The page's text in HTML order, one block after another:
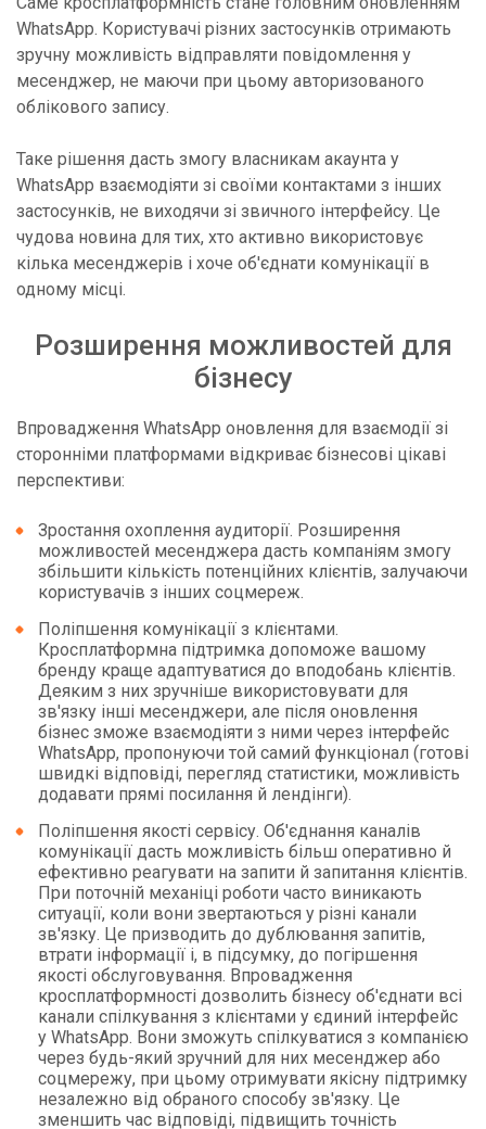
WhatsApp. Користувачі різних застосунків отримають
зручну можливість відправляти повідомлення у
месенджер, не маючи при цьому авторизованого
облікового запису.
Таке рішення дасть змогу власникам акаунта у
WhatsApp взаємодіяти зі своїми контактами з інших
застосунків, не виходячи зі звичного інтерфейсу. Це
чудова новина для тих, хто активно використовує
кілька месенджерів і хоче об'єднати комунікації в
одному місці.
Розширення можливостей для
бізнесу
Впровадження WhatsApp оновлення для взаємодії зі
сторонніми платформами відкриває бізнесові цікаві
перспективи:
Зростання охоплення аудиторії. Розширення
можливостей месенджера дасть компаніям змогу
збільшити кількість потенційних клієнтів, залучаючи
користувачів з інших соцмереж.
Поліпшення комунікації з клієнтами.
Кросплатформна підтримка допоможе вашому
бренду краще адаптуватися до вподобань клієнтів.
Деяким з них зручніше використовувати для
зв'язку інші месенджери, але після оновлення
бізнес зможе взаємодіяти з ними через інтерфейс
WhatsApp, пропонуючи той самий функціонал (готові
швидкі відповіді, перегляд статистики, можливість
додавати прямі посилання й лендінги).
Поліпшення якості сервісу. Об'єднання каналів
комунікації дасть можливість більш оперативно й
ефективно реагувати на запити й запитання клієнтів.
При поточній механіці роботи часто виникають
ситуації, коли вони звертаються у різні канали
зв'язку. Це призводить до дублювання запитів,
втрати інформації і, в підсумку, до погіршення
якості обслуговування. Впровадження
кросплатформності дозволить бізнесу об'єднати всі
канали спілкування з клієнтами у єдиний інтерфейс
у WhatsApp. Вони зможуть спілкуватися з компанією
через будь-який зручний для них месенджер або
соцмережу, при цьому отримувати якісну підтримку
незалежно від обраного способу зв'язку. Це
зменшить час відповіді, підвищить точність